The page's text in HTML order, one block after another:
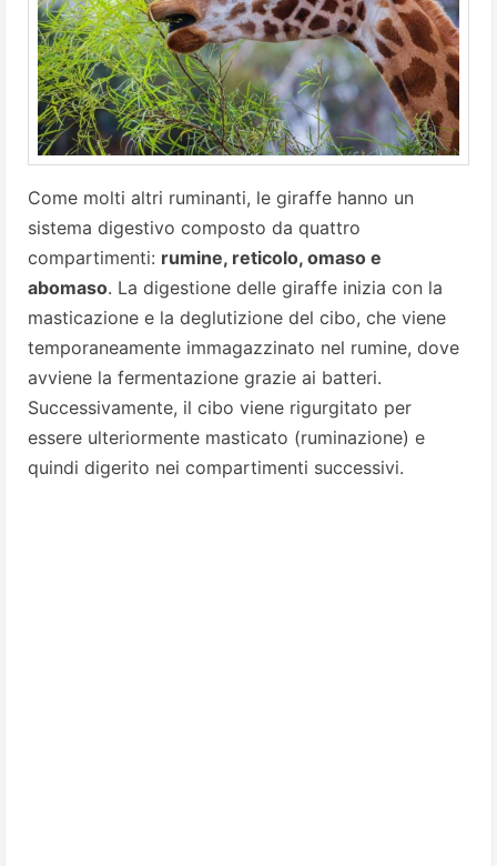
Come molti altri ruminanti, le giraffe hanno un
sistema digestivo composto da quattro
compartimenti: rumine, reticolo, omaso e
abomaso. La digestione delle giraffe inizia con la
masticazione e la deglutizione del cibo, che viene
temporaneamente immagazzinato nel rumine, dove
avviene la fermentazione grazie ai batteri.
Successivamente, il cibo viene rigurgitato per
essere ulteriormente masticato (ruminazione) e
quindi digerito nei compartimenti successivi.